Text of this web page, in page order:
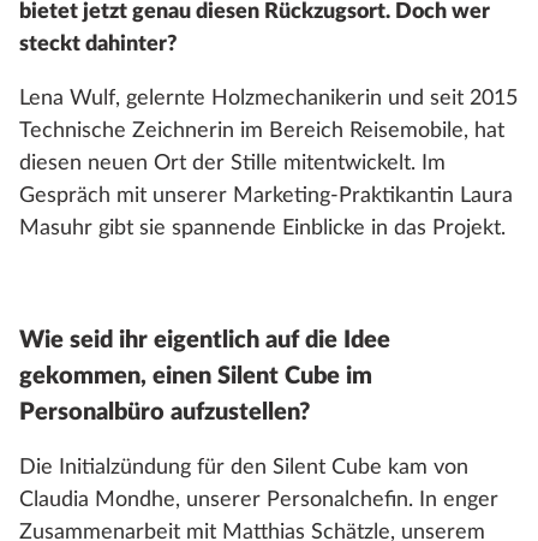
bietet jetzt genau diesen Rückzugsort. Doch wer
steckt dahinter?
Lena Wulf, gelernte Holzmechanikerin und seit 2015
Technische Zeichnerin im Bereich Reisemobile, hat
diesen neuen Ort der Stille mitentwickelt. Im
Gespräch mit unserer Marketing-Praktikantin Laura
Masuhr gibt sie spannende Einblicke in das Projekt.
Wie seid ihr eigentlich auf die Idee
gekommen, einen Silent Cube im
Personalbüro aufzustellen?
Die Initialzündung für den Silent Cube kam von
Claudia Mondhe, unserer Personalchefin. In enger
Zusammenarbeit mit Matthias Schätzle, unserem